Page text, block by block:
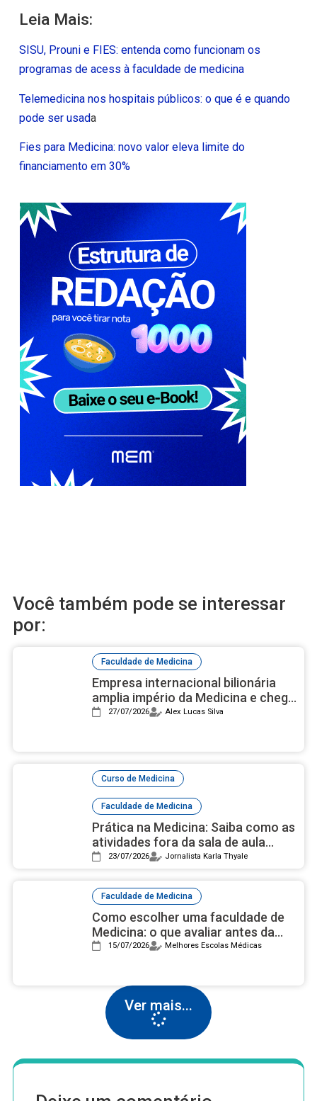
Leia Mais:
SISU, Prouni e FIES: entenda como funcionam os
programas de acess à faculdade de medicina
Telemedicina nos hospitais públicos: o que é e quando
pode ser usada
Fies para Medicina: novo valor eleva limite do
financiamento em 30%
Você também pode se interessar
por:
Faculdade de Medicina
Empresa internacional bilionária
amplia império da Medicina e chega
à sexta faculdade no Brasil
27/07/2026 Alex Lucas Silva
Curso de Medicina
Faculdade de Medicina
Prática na Medicina: Saiba como as
atividades fora da sala de aula
auxiliam na carreira
23/07/2026 Jornalista Karla Thyale
Faculdade de Medicina
Como escolher uma faculdade de
Medicina: o que avaliar antes da
decisão
15/07/2026 Melhores Escolas Médicas
Ver mais...